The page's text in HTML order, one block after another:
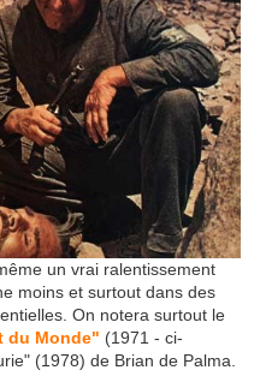
un vrai ralentissement
moins et surtout dans des
On notera surtout le
du Monde" (1971 - ci-
(1978) de Brian de Palma.